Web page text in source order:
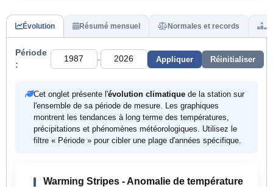
Évolution Résumé mensuel Normales et records
Période
:
- Appliquer Réinitialiser
Cet onglet présente l'évolution climatique de la station sur
l'ensemble de sa période de mesure. Les graphiques
montrent les tendances à long terme des températures,
précipitations et phénomènes météorologiques. Utilisez le
filtre « Période » pour cibler une plage d'années spécifique.
Warming Stripes - Anomalie de température